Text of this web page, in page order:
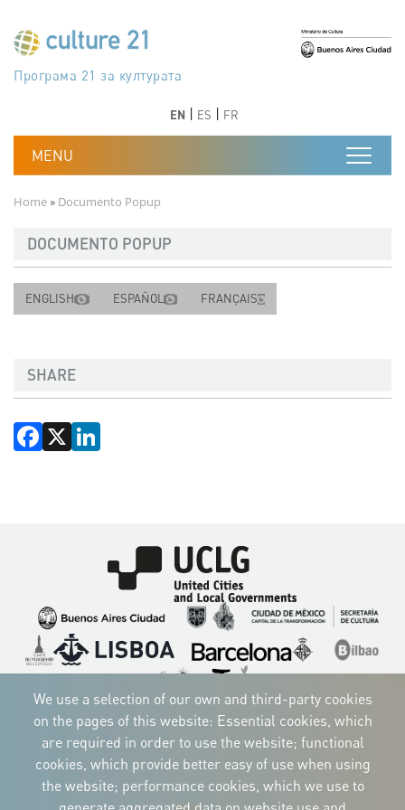
جدول أعمال القرن 21 للثقافة
Програма 21 за културата
Agenda 21 de la cultura
Agjenda 21 për kulturë
Agenda 21 van cultuur
Agenda 21 for culture
Kulturaren Agenda 21
Agenda 21 de la culture
Axenda 21 da cultura
Agenda 21 für Kultur
Agenda 21 della cultura
文化のためのアジェンダ21
دستورکار 21 برای فرهنگ
Agenda 21 dla kultury
Agenda 21 da cultura
Повестка дня 21 для культуры
Agenda 21 za kulturu
Agenda 21 de la cultura
Agenda 21 för kulturen
Kültür için Gündem 21
Порядок денний 21 для культури
EN ES FR
Breadcrumb
Home Documento Popup
DOCUMENTO POPUP
ENGLISH ESPAÑOL FRANÇAIS
SHARE
Facebook
X
Imagen
Imagen
Imagen
ImagenImagen Imagen
Imagen
ImagenImagenImagen
CORPORATIVE IDENTITY
Download
the logos
We use a selection of our own and third-party cookies
on the pages of this website: Essential cookies, which
are required in order to use the website; functional
cookies, which provide better easy of use when using
the website; performance cookies, which we use to